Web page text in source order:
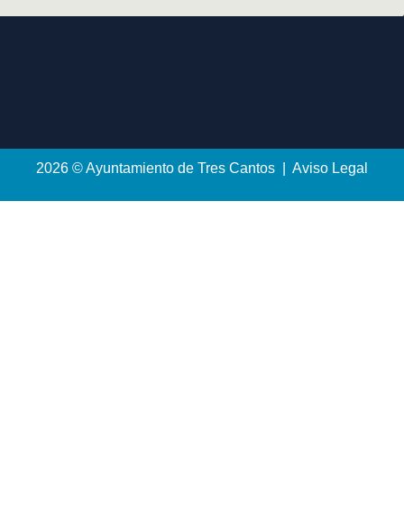
2026 © Ayuntamiento de Tres Cantos | Aviso Legal